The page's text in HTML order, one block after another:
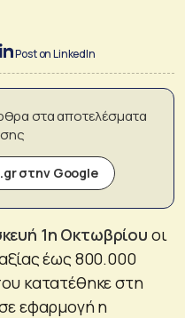
Post on LinkedIn
στα αποτελέσματα
στην Google
1η Οκτωβρίου οι
έως 800.000
κατατέθηκε στη
εφαρμογή η